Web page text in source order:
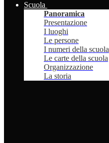
Scuola
Panoramica
Presentazione
I luoghi
Le persone
I numeri della scuola
Le carte della scuola
Organizzazione
La storia